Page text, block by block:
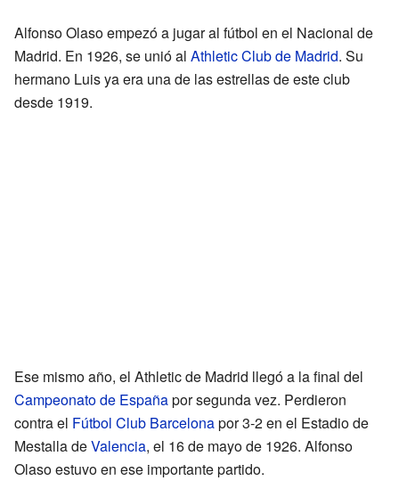
Alfonso Olaso empezó a jugar al fútbol en el Nacional de
Madrid. En 1926, se unió al Athletic Club de Madrid. Su
hermano Luis ya era una de las estrellas de este club
desde 1919.
Ese mismo año, el Athletic de Madrid llegó a la final del
Campeonato de Españapor segunda vez. Perdieron
contra el Fútbol Club Barcelonapor 3-2 en el Estadio de
Mestalla deValencia, el 16 de mayo de 1926. Alfonso
Olaso estuvo en ese importante partido.